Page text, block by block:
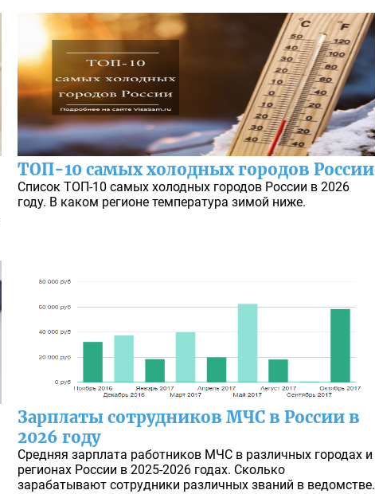
ТОП-10 самых холодных городов России
Список ТОП-10 самых холодных городов России в 2026
году. В каком регионе температура зимой ниже.
Зарплаты сотрудников МЧС в России в
2026 году
Средняя зарплата работников МЧС в различных городах и
регионах России в 2025-2026 годах. Сколько
зарабатывают сотрудники различных званий в ведомстве.